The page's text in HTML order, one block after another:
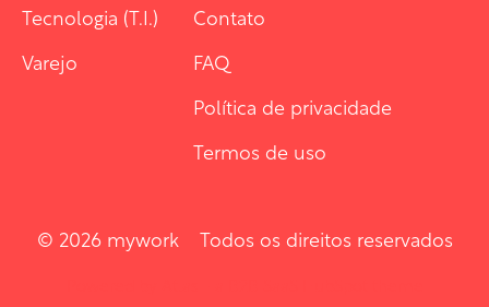
Tecnologia (T.I.)
Varejo
Contato
FAQ
Política de privacidade
Termos de uso
© 2026 mywork Todos os direitos reservados